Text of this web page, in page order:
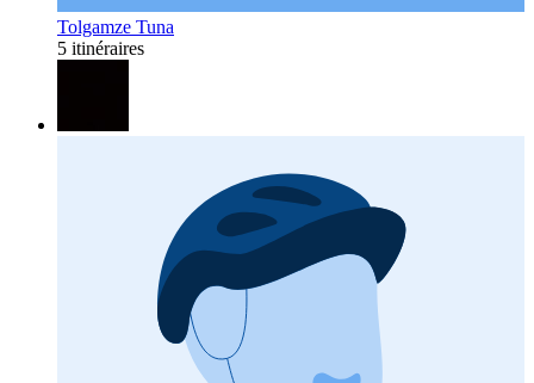
Tolgamze Tuna
5 itinéraires